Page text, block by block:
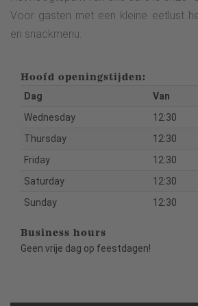
Voor gasten met een kleine eetlust
en snackmenu.
Hoofd openingstijden:
Dag Van
Wednesday
12:30
Thursday
12:30
Friday
12:30
Saturday
12:30
Sunday
12:30
Business hours
Geen vrije dag op feestdagen!